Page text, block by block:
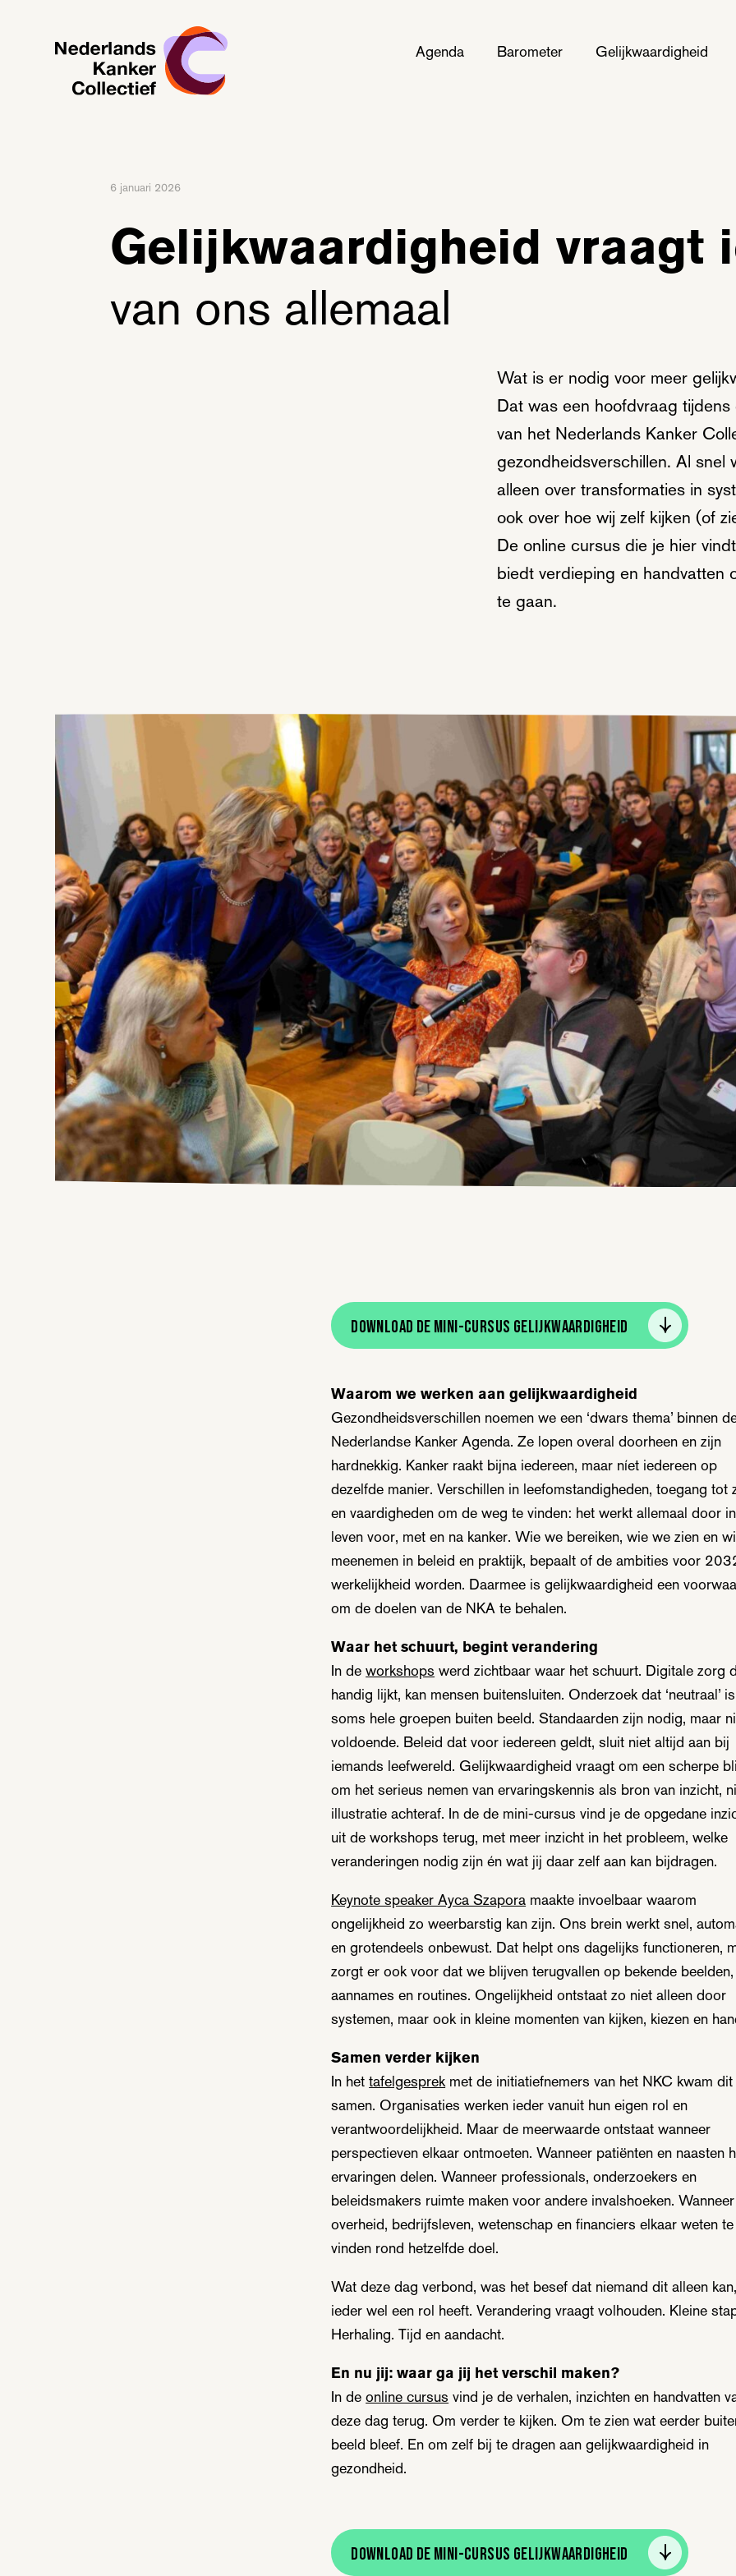
Nederlands Kanker Collectief, terug naar de homepagina
Agenda Barometer Gelijkwaardigheid
6 januari 2026
Gelijkwaardigheid vraagt
van ons allemaal
Wat is er nodig voor meer
Dat was een hoofdvraag
van het Nederlands Kanker
gezondheidsverschillen. Al
alleen over transformaties in
ook over hoe wij zelf kijken (of
De online cursus die je hier
biedt verdieping en handvatten
te gaan.
Download de mini-cursus Gelijkwaardigheid
Waarom we werken aan gelijkwaardigheid
Gezondheidsverschillen noemen we een ‘dwars thema’ binnen
Nederlandse Kanker Agenda. Ze lopen overal doorheen en zijn
hardnekkig. Kanker raakt bijna iedereen, maar níet iedereen op
dezelfde manier. Verschillen in leefomstandigheden, toegang tot
en vaardigheden om de weg te vinden: het werkt allemaal door
leven voor, met en na kanker. Wie we bereiken, wie we zien en
meenemen in beleid en praktijk, bepaalt of de ambities voor
werkelijkheid worden. Daarmee is gelijkwaardigheid een
om de doelen van de NKA te behalen.
Waar het schuurt, begint verandering
In deworkshops werd zichtbaar waar het schuurt. Digitale zorg
handig lijkt, kan mensen buitensluiten. Onderzoek dat ‘neutraal’
soms hele groepen buiten beeld. Standaarden zijn nodig, maar
voldoende. Beleid dat voor iedereen geldt, sluit niet altijd aan bij
iemands leefwereld. Gelijkwaardigheid vraagt om een scherpe
om het serieus nemen van ervaringskennis als bron van inzicht,
illustratie achteraf. In de de mini-cursus vind je de opgedane
uit de workshops terug, met meer inzicht in het probleem, welke
veranderingen nodig zijn én wat jij daar zelf aan kan bijdragen.
Keynote speaker Ayca Szapora maakte invoelbaar waarom
ongelijkheid zo weerbarstig kan zijn. Ons brein werkt snel,
en grotendeels onbewust. Dat helpt ons dagelijks functioneren,
zorgt er ook voor dat we blijven terugvallen op bekende beelden,
aannames en routines. Ongelijkheid ontstaat zo niet alleen door
systemen, maar ook in kleine momenten van kijken, kiezen en
Samen verder kijken
In hettafelgesprek met de initiatiefnemers van het NKC kwam dit
samen. Organisaties werken ieder vanuit hun eigen rol en
verantwoordelijkheid. Maar de meerwaarde ontstaat wanneer
perspectieven elkaar ontmoeten. Wanneer patiënten en naasten
ervaringen delen. Wanneer professionals, onderzoekers en
beleidsmakers ruimte maken voor andere invalshoeken. Wanneer
overheid, bedrijfsleven, wetenschap en financiers elkaar weten te
vinden rond hetzelfde doel.
Wat deze dag verbond, was het besef dat niemand dit alleen
ieder wel een rol heeft. Verandering vraagt volhouden. Kleine
Herhaling. Tijd en aandacht.
En nu jij: waar ga jij het verschil maken?
In deonline cursus vind je de verhalen, inzichten en handvatten
deze dag terug. Om verder te kijken. Om te zien wat eerder
beeld bleef. En om zelf bij te dragen aan gelijkwaardigheid in
gezondheid.
Download de mini-cursus Gelijkwaardigheid